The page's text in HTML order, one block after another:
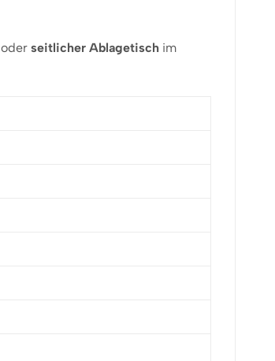
oder seitlicher Ablagetisch im